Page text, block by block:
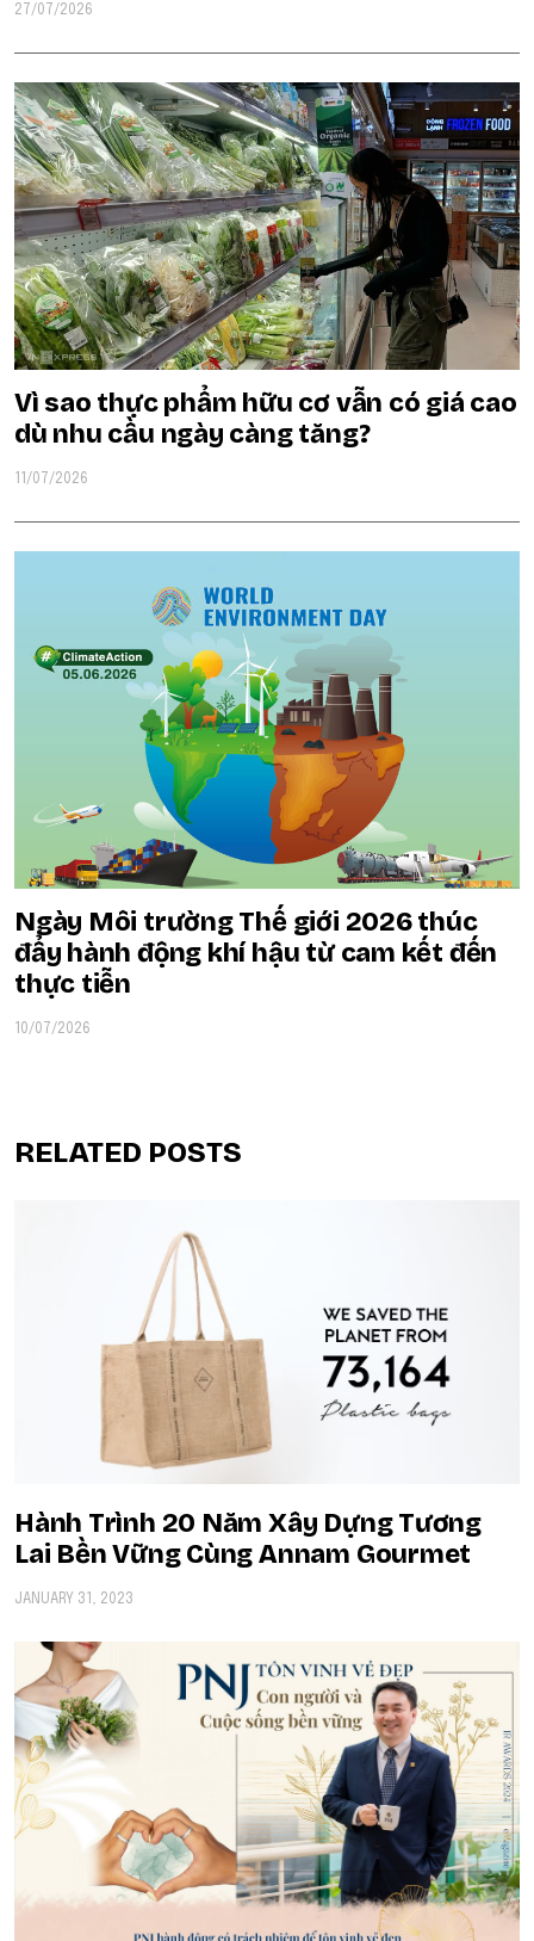
27/07/2026
Vì sao thực phẩm hữu cơ vẫn có giá cao
dù nhu cầu ngày càng tăng?
11/07/2026
Ngày Môi trường Thế giới 2026 thúc
đẩy hành động khí hậu từ cam kết đến
thực tiễn
10/07/2026
RELATED POSTS
Hành Trình 20 Năm Xây Dựng Tương
Lai Bền Vững Cùng Annam Gourmet
JANUARY 31, 2023